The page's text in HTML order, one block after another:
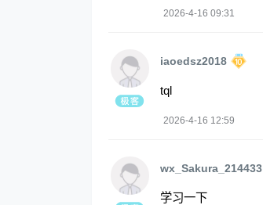
2026-4-16 09:31
iaoedsz2018
tql
2026-4-16 12:59
wx_Sakura_214433
学习一下